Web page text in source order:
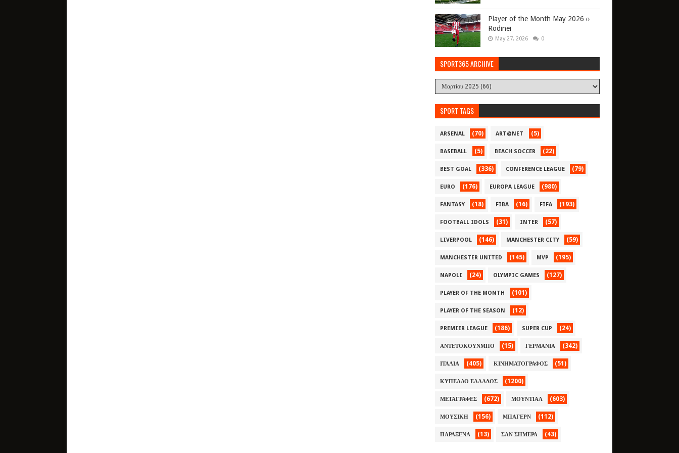
Player of the Month May 2026 ο
Rodinei
May 27, 2026 0
SPORT365 ARCHIVE
SPORT TAGS
ARSENAL (70) ART@NET (5)
BASEBALL (5) BEACH SOCCER (22)
BEST GOAL (336) CONFERENCE LEAGUE (79)
EURO (176) EUROPA LEAGUE (980)
FANTASY (18) FIBA (16) FIFA (193)
FOOTBALL IDOLS (31) INTER (57)
LIVERPOOL (146) MANCHESTER CITY (59)
MANCHESTER UNITED (145) MVP (195)
NAPOLI (24) OLYMPIC GAMES (127)
PLAYER OF THE MONTH (101)
PLAYER OF THE SEASON (12)
PREMIER LEAGUE (186) SUPER CUP (24)
ΑΝΤΕΤΟΚΟΥΝΜΠΟ (15) ΓΕΡΜΑΝΙΑ (342)
ΙΤΑΛΙΑ (405) ΚΙΝΗΜΑΤΟΓΡΑΦΟΣ (51)
ΚΥΠΕΛΛΟ ΕΛΛΑΔΟΣ (1200)
ΜΕΤΑΓΡΑΦΕΣ (672) ΜΟΥΝΤΙΑΛ (603)
ΜΟΥΣΙΚΗ (156) ΜΠΑΓΕΡΝ (112)
ΠΑΡΑΞΕΝΑ (13) ΣΑΝ ΣΗΜΕΡΑ (43)